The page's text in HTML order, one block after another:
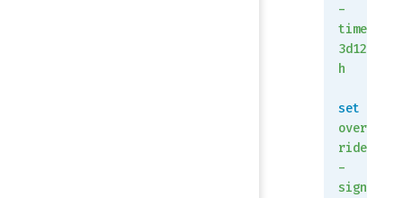
-
time
3d12
h
set
over
ride
-
sign